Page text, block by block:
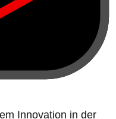
Innovation in der